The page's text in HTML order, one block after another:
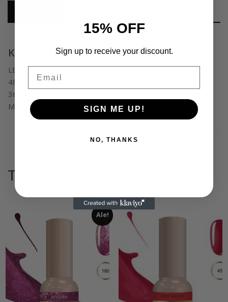
Kuvaus
LED lamp min.
48W – 1min.
36W UV lamp – 2min
Makear ™ UV / LED Hybrid Varnish
Tutustu myös
Ale!
15% OFF
Sign up to receive your discount.
SIGN ME UP!
NO, THANKS